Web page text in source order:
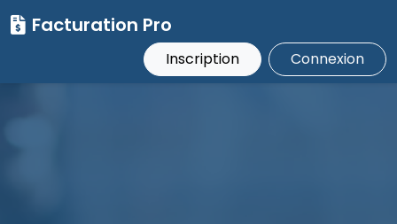
Facturation Pro
Inscription Connexion